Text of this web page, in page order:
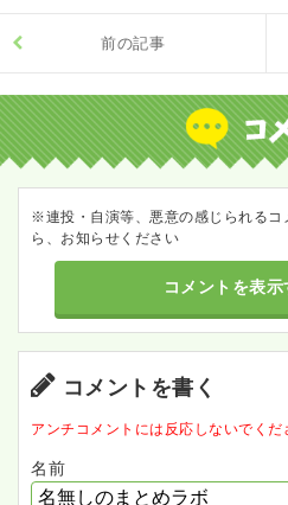
前の記事
※連投・自演等、悪意の感じられるコ
ら、お知らせください
コメントを表示
コメントを書く
アンチコメントには反応しないでくだ
名前